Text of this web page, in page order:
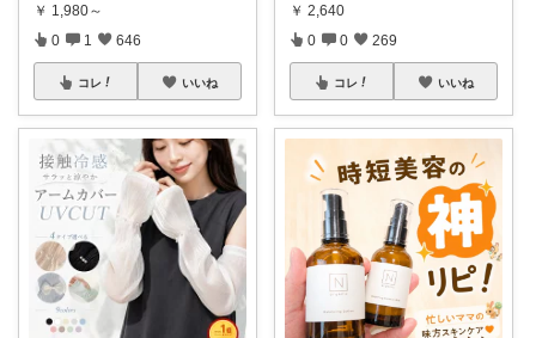
￥ 1,980～
0 1 646
コレ いいね
￥ 2,640
0 0 269
コレ いいね